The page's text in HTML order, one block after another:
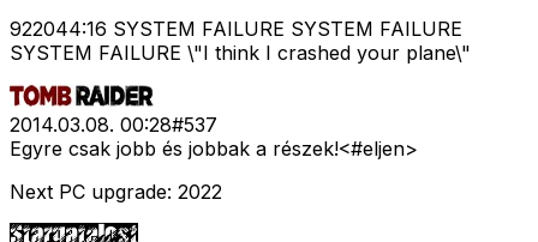
922044:16 SYSTEM FAILURE SYSTEM FAILURE
SYSTEM FAILURE \"I think I crashed your plane\"
2014.03.08. 00:28#537
Egyre csak jobb és jobbak a részek!<#eljen>
Next PC upgrade: 2022